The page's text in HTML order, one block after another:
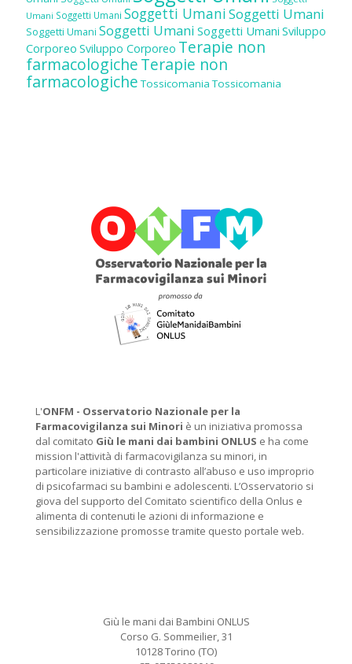
Umani Soggetti Umani Soggetti UmaniSoggetti Umani
Soggetti Umani Soggetti Umani Soggetti Umani Sviluppo
Corporeo Sviluppo Corporeo Terapie non
farmacologicheTerapie non
farmacologiche Tossicomania Tossicomania
L'ONFM - Osservatorio Nazionale per la
Farmacovigilanza sui Minori è un iniziativa promossa
dal comitato Giù le mani dai bambini ONLUS e ha come
mission l'attività di farmacovigilanza su minori, in
particolare iniziative di contrasto all’abuso e uso improprio
di psicofarmaci su bambini e adolescenti. L’Osservatorio si
giova del supporto del Comitato scientifico della Onlus e
alimenta di contenuti le azioni di informazione e
sensibilizzazione promosse tramite questo portale web.
Giù le mani dai Bambini ONLUS
Corso G. Sommeilier, 31
10128 Torino (TO)